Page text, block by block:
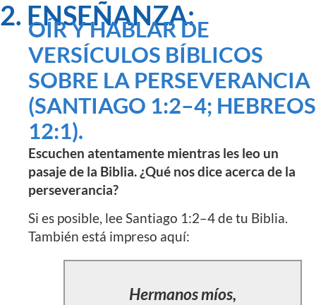
2. ENSEÑANZA:
OÍR Y HABLAR DE
VERSÍCULOS BÍBLICOS
SOBRE LA PERSEVERANCIA
(SANTIAGO 1:2–4; HEBREOS
12:1).
Escuchen atentamente mientras les leo un
pasaje de la Biblia. ¿Qué nos dice acerca de la
perseverancia?
Si es posible, lee Santiago 1:2–4 de tu Biblia.
También está impreso aquí:
Hermanos míos,